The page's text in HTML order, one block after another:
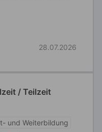
28.07.2026
/ Teilzeit
und Weiterbildung